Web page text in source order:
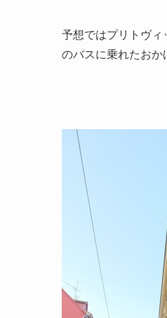
予想ではプリトヴィ
のバスに乗れたおか